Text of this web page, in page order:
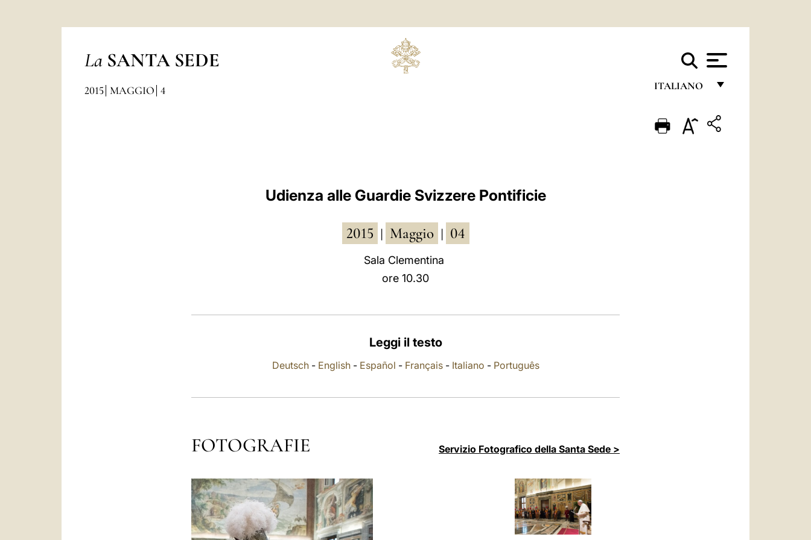
La SANTA SEDE
ITALIANO
ENGLISH
2015 MAGGIO 4
Udienza alle Guardie Svizzere Pontificie
2015 Maggio 04
Sala Clementina
ore 10.30
Leggi il testo
Deutsch- English- Español - Français- Italiano - Português
FOTOGRAFIE Servizio Fotografico della Santa Sede >